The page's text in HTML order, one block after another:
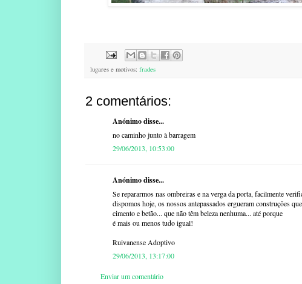
lugares e motivos: frades
2 comentários:
Anónimo disse...
no caminho junto à barragem
29/06/2013, 10:53:00
Anónimo disse...
Se repararmos nas ombreiras e na verga da porta, facilmente
dispomos hoje, os nossos antepassados ergueram construções
cimento e betão... que não têm beleza nenhuma... até porque
é mais ou menos tudo igual!
Ruivanense Adoptivo
29/06/2013, 13:17:00
Enviar um comentário